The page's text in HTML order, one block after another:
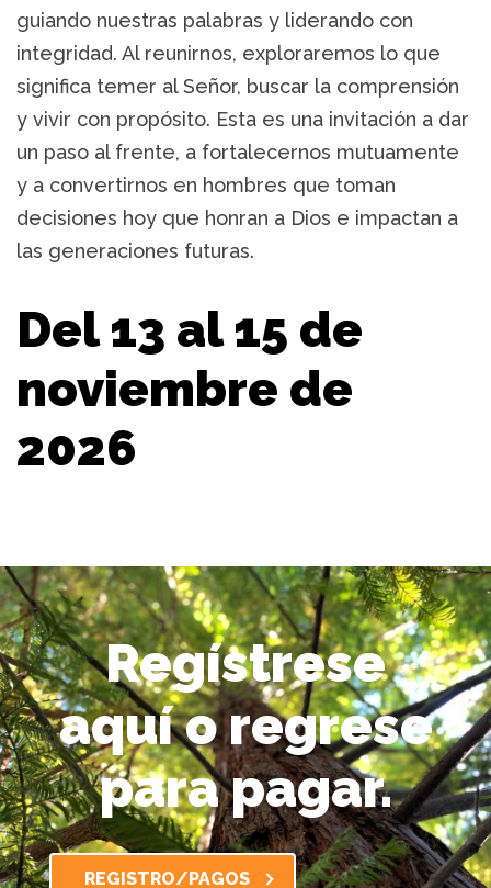
guiando nuestras palabras y liderando con
integridad. Al reunirnos, exploraremos lo que
significa temer al Señor, buscar la comprensión
y vivir con propósito. Esta es una invitación a dar
un paso al frente, a fortalecernos mutuamente
y a convertirnos en hombres que toman
decisiones hoy que honran a Dios e impactan a
las generaciones futuras.
Del 13 al 15 de
noviembre de
2026
Regístrese
aquí o regrese
para pagar.
REGISTRO/PAGOS